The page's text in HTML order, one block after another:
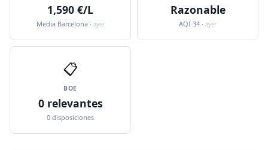
1,590 €/L
Media Barcelona · ayer
Razonable
AQI 34 · ayer
📋
BOE
0 relevantes
0 disposiciones